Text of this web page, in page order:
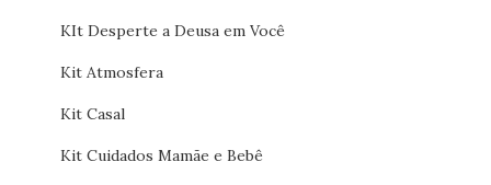
KIt Desperte a Deusa em Você
Kit Atmosfera
Kit Casal
Kit Cuidados Mamãe e Bebê